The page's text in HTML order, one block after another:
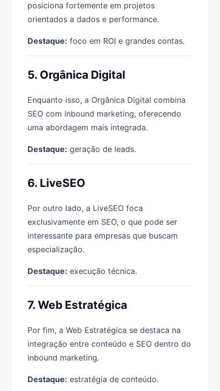
posiciona fortemente em projetos
orientados a dados e performance.
Destaque: foco em ROI e grandes contas.
5. Orgânica Digital
Enquanto isso, a Orgânica Digital combina
SEO com inbound marketing, oferecendo
uma abordagem mais integrada.
Destaque: geração de leads.
6. LiveSEO
Por outro lado, a LiveSEO foca
exclusivamente em SEO, o que pode ser
interessante para empresas que buscam
especialização.
Destaque: execução técnica.
7. Web Estratégica
Por fim, a Web Estratégica se destaca na
integração entre conteúdo e SEO dentro do
inbound marketing.
Destaque: estratégia de conteúdo.